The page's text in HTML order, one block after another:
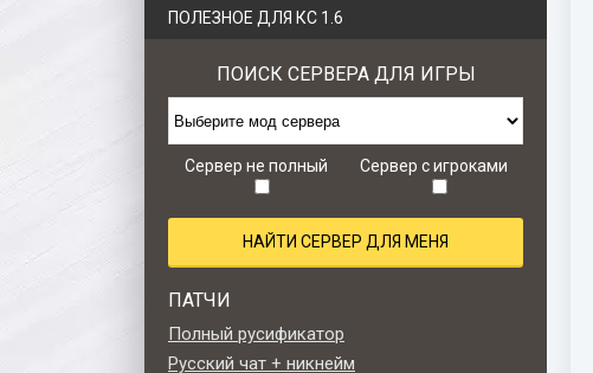
CS 1.6 Казахстан
CS 1.6 Retro edition
ПОЛЕЗНОЕ ДЛЯ КС 1.6
ПОИСК СЕРВЕРА ДЛЯ ИГРЫ
Сервер не полный Сервер с игроками
НАЙТИ СЕРВЕР ДЛЯ МЕНЯ
ПАТЧИ
Полный русификатор
Русский чат + никнейм